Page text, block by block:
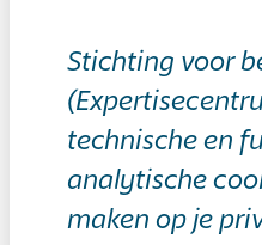
Stichting voor
technische en
analytische
maken op je